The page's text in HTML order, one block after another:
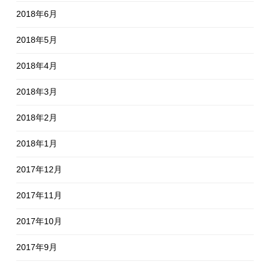
2018年6月
2018年5月
2018年4月
2018年3月
2018年2月
2018年1月
2017年12月
2017年11月
2017年10月
2017年9月